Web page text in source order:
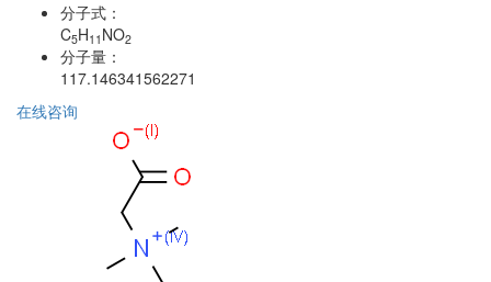
分子式：
C5H11 NO2
分子量：
117.146341562271
在线咨询